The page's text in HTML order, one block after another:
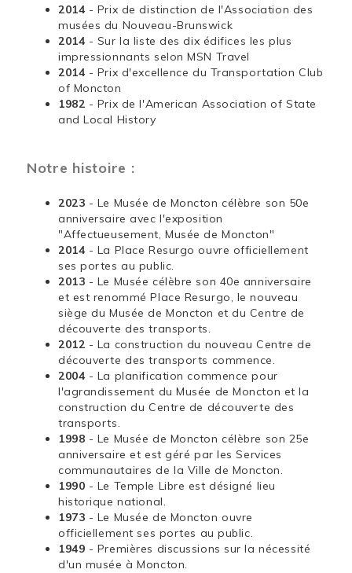
2014 - Prix de distinction de l'Association des
musées du Nouveau-Brunswick
2014 - Sur la liste des dix édifices les plus
impressionnants selon MSN Travel
2014 - Prix d'excellence du Transportation Club
of Moncton
1982 - Prix de l'American Association of State
and Local History
Notre histoire :
2023 - Le Musée de Moncton célèbre son 50e
anniversaire avec l'exposition
"Affectueusement, Musée de Moncton"
2014 - La Place Resurgo ouvre officiellement
ses portes au public.
2013 - Le Musée célèbre son 40e anniversaire
et est renommé Place Resurgo, le nouveau
siège du Musée de Moncton et du Centre de
découverte des transports.
2012 - La construction du nouveau Centre de
découverte des transports commence.
2004 - La planification commence pour
l'agrandissement du Musée de Moncton et la
construction du Centre de découverte des
transports.
1998 - Le Musée de Moncton célèbre son 25e
anniversaire et est géré par les Services
communautaires de la Ville de Moncton.
1990 - Le Temple Libre est désigné lieu
historique national.
1973 - Le Musée de Moncton ouvre
officiellement ses portes au public.
1949 - Premières discussions sur la nécessité
d'un musée à Moncton.